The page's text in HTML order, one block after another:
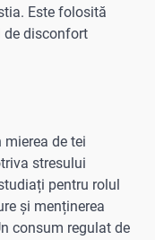
Este folosită
de disconfort
de tei
stresului
pentru rolul
și menținerea
consum regulat de